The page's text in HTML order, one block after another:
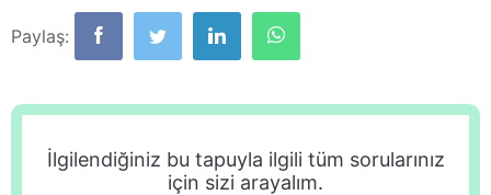
Paylaş:
İlgilendiğiniz bu tapuyla ilgili tüm sorularınız
için sizi arayalım.